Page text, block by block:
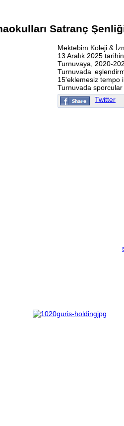
Satranç
Mektebim Koleji &
13 Aralık 2025
Turnuvaya, 2020-
Turnuvada
15'eklemesiz tempo
Turnuvada sporcular
Twitter